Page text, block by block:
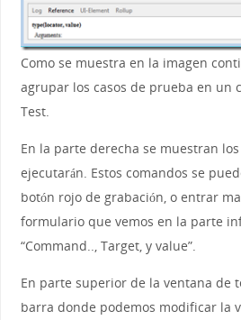
Como se muestra en la imagen
agrupar los casos de prueba en un
Test.
En la parte derecha se muestran
ejecutarán. Estos comandos se
botón rojo de grabación, o entrar
formulario que vemos en la parte
“Command.., Target, y value”.
En parte superior de la ventana de
barra donde podemos modificar la